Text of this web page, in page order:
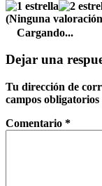
(Ninguna
Cargando...
Dejar una
Tu dirección de
campos obligatorios
Comentario *